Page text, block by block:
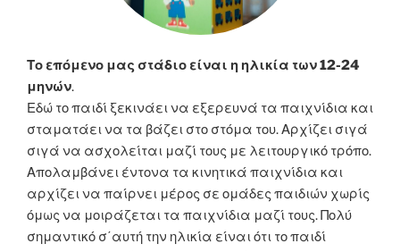
Το επόμενο μας στάδιο είναι η ηλικία των 12-24
μηνών.
Εδώ το παιδί ξεκινάει να εξερευνά τα παιχνίδια και
σταματάει να τα βάζει στο στόμα του. Αρχίζει σιγά
σιγά να ασχολείται μαζί τους με λειτουργικό τρόπο.
Απολαμβάνει έντονα τα κινητικά παιχνίδια και
αρχίζει να παίρνει μέρος σε ομάδες παιδιών χωρίς
όμως να μοιράζεται τα παιχνίδια μαζί τους. Πολύ
σημαντικό σ΄αυτή την ηλικία είναι ότι το παιδί